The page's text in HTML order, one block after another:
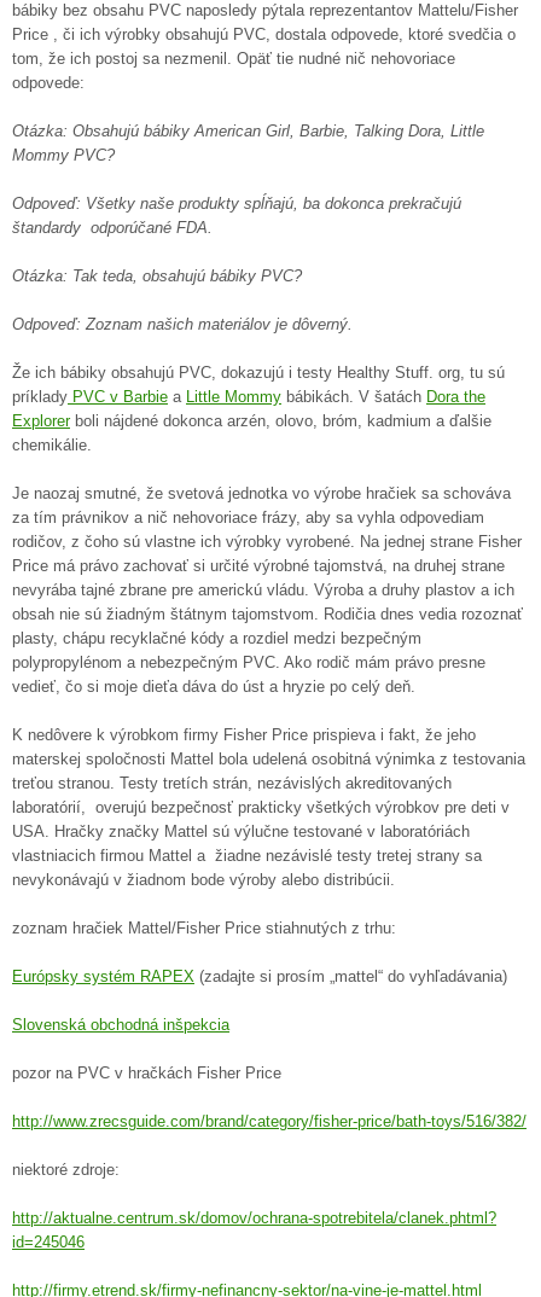
bábiky bez obsahu PVC naposledy pýtala reprezentantov Mattelu/Fisher
Price , či ich výrobky obsahujú PVC, dostala odpovede, ktoré svedčia o
tom, že ich postoj sa nezmenil. Opäť tie nudné nič nehovoriace
odpovede:
Otázka: Obsahujú bábiky American Girl, Barbie, Talking Dora, Little
Mommy PVC?
Odpoveď: Všetky naše produkty spĺňajú, ba dokonca prekračujú
štandardy odporúčané FDA.
Otázka: Tak teda, obsahujú bábiky PVC?
Odpoveď: Zoznam našich materiálov je dôverný.
Že ich bábiky obsahujú PVC, dokazujú i testy Healthy Stuff. org, tu sú
príklady PVC v Barbie a Little Mommy bábikách. V šatách Dora the
Explorerboli nájdené dokonca arzén, olovo, bróm, kadmium a ďalšie
chemikálie.
Je naozaj smutné, že svetová jednotka vo výrobe hračiek sa schováva
za tím právnikov a nič nehovoriace frázy, aby sa vyhla odpovediam
rodičov, z čoho sú vlastne ich výrobky vyrobené. Na jednej strane Fisher
Price má právo zachovať si určité výrobné tajomstvá, na druhej strane
nevyrába tajné zbrane pre americkú vládu. Výroba a druhy plastov a ich
obsah nie sú žiadným štátnym tajomstvom. Rodičia dnes vedia rozoznať
plasty, chápu recyklačné kódy a rozdiel medzi bezpečným
polypropylénom a nebezpečným PVC. Ako rodič mám právo presne
vedieť, čo si moje dieťa dáva do úst a hryzie po celý deň.
K nedôvere k výrobkom firmy Fisher Price prispieva i fakt, že jeho
materskej spoločnosti Mattel bola udelená osobitná výnimka z testovania
treťou stranou. Testy tretích strán, nezávislých akreditovaných
laboratórií, overujú bezpečnosť prakticky všetkých výrobkov pre deti v
USA. Hračky značky Mattel sú výlučne testované v laboratóriách
vlastniacich firmou Mattel a žiadne nezávislé testy tretej strany sa
nevykonávajú v žiadnom bode výroby alebo distribúcii.
zoznam hračiek Mattel/Fisher Price stiahnutých z trhu:
Európsky systém RAPEX (zadajte si prosím „mattel“ do vyhľadávania)
Slovenská obchodná inšpekcia
pozor na PVC v hračkách Fisher Price
http://www.zrecsguide.com/brand/category/fisher-price/bath-toys/516/382/
niektoré zdroje:
http://aktualne.centrum.sk/domov/ochrana-spotrebitela/clanek.phtml?
id=245046
http://firmy.etrend.sk/firmy-nefinancny-sektor/na-vine-je-mattel.html